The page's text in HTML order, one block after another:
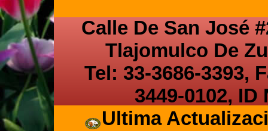
Calle De San José
Tlajomulco De
Tel: 33-3686-3393,
3449-0102, ID
Ultima